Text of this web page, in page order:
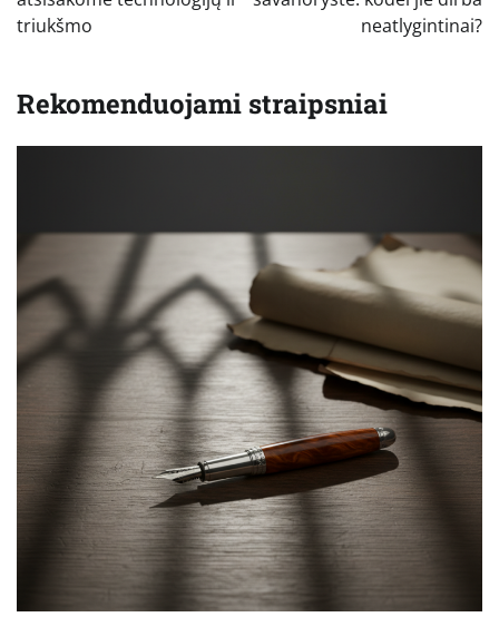
triukšmo
neatlygintinai?
Rekomenduojami straipsniai